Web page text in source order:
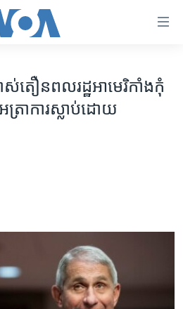
តឿនពលរដ្ឋអាមេរិកាំងកុំ
រាការស្លាប់ដោយ